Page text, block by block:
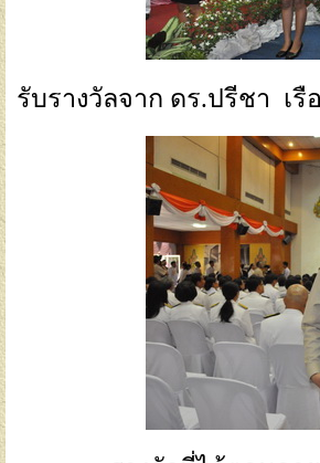
รับรางวัลจาก ดร.ปรีชา เ